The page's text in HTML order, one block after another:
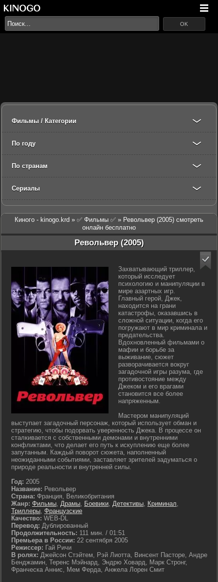
Фильмы / Категории
По году
По странам
Сериалы
Киного - kinogo.krd » ✅ Фильмы ✅ » Револьвер (2005) смотреть
онлайн бесплатно
Револьвер (2005)
Захватывающий триллер,
который исследует
психологию и манипуляции в
мире азартных игр.
Главный герой, Джек,
находится на грани
катастрофы, оказавшись в
сложной ситуации, когда его
погружают в мир криминала и
предательства.
Вдохновленный фильмами о
мафии и борьбе за
выживание, сюжет
разворачивается вокруг
загадочной игры разума, где
противостояние между
Джеком и его врагами
становится все более
напряженным.
Мастером манипуляций
выступает загадочный персонаж, который использует обман и
стратегию, чтобы подорвать уверенность Джека. В процессе он
сталкивается с собственными демонами и внутренними
конфликтами, что делает его путь к искуплению еще более
запутанным. Каждый поворот сюжета, наполненный
неожиданными событиями, заставляет зрителей задуматься о
природе реальности и внутренней силы.
Год: 2005
Название: Револьвер
Страна: Франция, Великобритания
Жанр: Фильмы, Драмы, Боевики, Детективы, Криминал,
Триллеры, Французские
Качество: WEB-DL
Перевод: Дублированный
Продолжительность: 111 мин. / 01:51
Премьера в России: 22 сентября 2005
Режиссер: Гай Ричи
В ролях: Джейсон Стэйтем, Рэй Лиотта, Винсент Пасторе, Андре
Бенджамин, Теренс Мэйнард, Эндрю Ховард, Марк Стронг,
Франческа Аннис, Мем Ферда, Анжела Лорен Смит
OK